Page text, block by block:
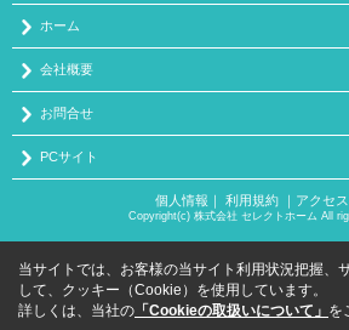
ホーム
会社概要
お問合せ
PCサイト
個人情報 ｜ 利用規約｜ アクセ
Copyright(c) 株式会社 セレクトホーム All
当サイトでは、お客様の当サイト利用状況把握、
して、クッキー（Cookie）を使用しています。
詳しくは、当社の 「Cookieの取扱いについて」 を